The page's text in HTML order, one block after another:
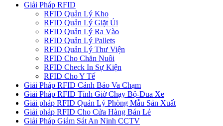
Giải Pháp RFID
RFID Quản Lý Kho
RFID Quản Lý Giặt Ủi
RFID Quản Lý Ra Vào
RFID Quản Lý Pallets
RFID Quản Lý Thư Viện
RFID Cho Chăn Nuôi
RFID Check In Sự Kiện
RFID Cho Y Tế
Giải Pháp RFID Cảnh Báo Va Chạm
Giải Pháp RFID Tính Giờ Chạy Bộ-Đua Xe
Giải pháp RFID Quản Lý Phòng Mẫu Sản Xuất
Giải pháp RFID Cho Cửa Hàng Bán Lẻ
Giải Pháp Giám Sát An Ninh CCTV